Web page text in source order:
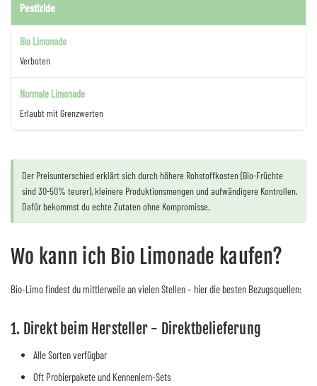
Pestizide
Verboten
Erlaubt mit Grenzwerten
Der Preisunterschied erklärt sich durch höhere Rohstoffkosten (Bio-Früchte
sind 30-50% teurer), kleinere Produktionsmengen und aufwändigere Kontrollen.
Dafür bekommst du echte Zutaten ohne Kompromisse.
Wo kann ich Bio Limonade kaufen?
Bio-Limo findest du mittlerweile an vielen Stellen – hier die besten Bezugsquellen:
1. Direkt beim Hersteller - Direktbelieferung
Alle Sorten verfügbar
Oft Probierpakete und Kennenlern-Sets